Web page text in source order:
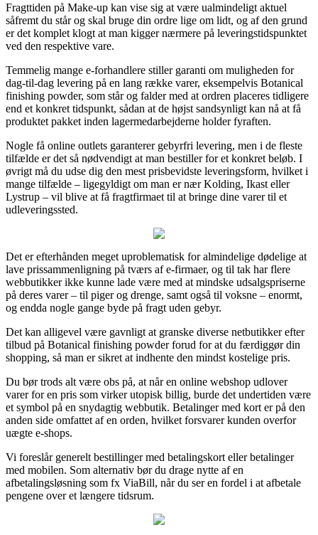
Fragttiden på Make-up kan vise sig at være ualmindeligt aktuel
såfremt du står og skal bruge din ordre lige om lidt, og af den grund
er det komplet klogt at man kigger nærmere på leveringstidspunktet
ved den respektive vare.
Temmelig mange e-forhandlere stiller garanti om muligheden for
dag-til-dag levering på en lang række varer, eksempelvis Botanical
finishing powder, som står og falder med at ordren placeres tidligere
end et konkret tidspunkt, sådan at de højst sandsynligt kan nå at få
produktet pakket inden lagermedarbejderne holder fyraften.
Nogle få online outlets garanterer gebyrfri levering, men i de fleste
tilfælde er det så nødvendigt at man bestiller for et konkret beløb. I
øvrigt må du udse dig den mest prisbevidste leveringsform, hvilket i
mange tilfælde – ligegyldigt om man er nær Kolding, Ikast eller
Lystrup – vil blive at få fragtfirmaet til at bringe dine varer til et
udleveringssted.
Det er efterhånden meget uproblematisk for almindelige dødelige at
lave prissammenligning på tværs af e-firmaer, og til tak har flere
webbutikker ikke kunne lade være med at mindske udsalgspriserne
på deres varer – til piger og drenge, samt også til voksne – enormt,
og endda nogle gange byde på fragt uden gebyr.
Det kan alligevel være gavnligt at granske diverse netbutikker efter
tilbud på Botanical finishing powder forud for at du færdiggør din
shopping, så man er sikret at indhente den mindst kostelige pris.
Du bør trods alt være obs på, at når en online webshop udlover
varer for en pris som virker utopisk billig, burde det undertiden være
et symbol på en snydagtig webbutik. Betalinger med kort er på den
anden side omfattet af en orden, hvilket forsvarer kunden overfor
uægte e-shops.
Vi foreslår generelt bestillinger med betalingskort eller betalinger
med mobilen. Som alternativ bør du drage nytte af en
afbetalingsløsning som fx ViaBill, når du ser en fordel i at afbetale
pengene over et længere tidsrum.